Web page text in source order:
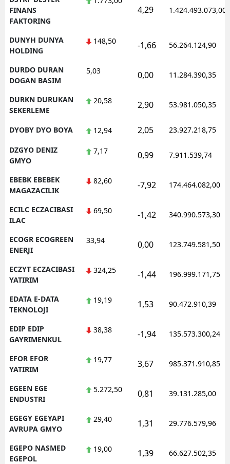
FINANS
FAKTORING
4,29 1.424.493.073,00
DUNYH DUNYA
HOLDING
148,50 -1,66 56.264.124,90
DURDO DURAN
DOGAN BASIM
5,03 0,00 11.284.390,35
DURKN DURUKAN
SEKERLEME
20,58 2,90 53.981.050,35
DYOBY DYO BOYA 12,94 2,05 23.927.218,75
DZGYO DENIZ
GMYO
7,17 0,99 7.911.539,74
EBEBK EBEBEK
MAGAZACILIK
82,60 -7,92 174.464.082,00
ECILC ECZACIBASI
ILAC
69,50 -1,42 340.990.573,30
ECOGR ECOGREEN
ENERJI
33,94 0,00 123.749.581,50
ECZYT ECZACIBASI
YATIRIM
324,25 -1,44 196.999.171,75
EDATA E-DATA
TEKNOLOJI
19,19 1,53 90.472.910,39
EDIP EDIP
GAYRIMENKUL
38,38 -1,94 135.573.300,24
EFOR EFOR
YATIRIM
19,77 3,67 985.371.910,85
EGEEN EGE
ENDUSTRI
5.272,50 0,81 39.131.285,00
EGEGY EGEYAPI
AVRUPA GMYO
29,40 1,31 29.776.579,96
EGEPO NASMED
EGEPOL
19,00 1,39 66.627.502,35